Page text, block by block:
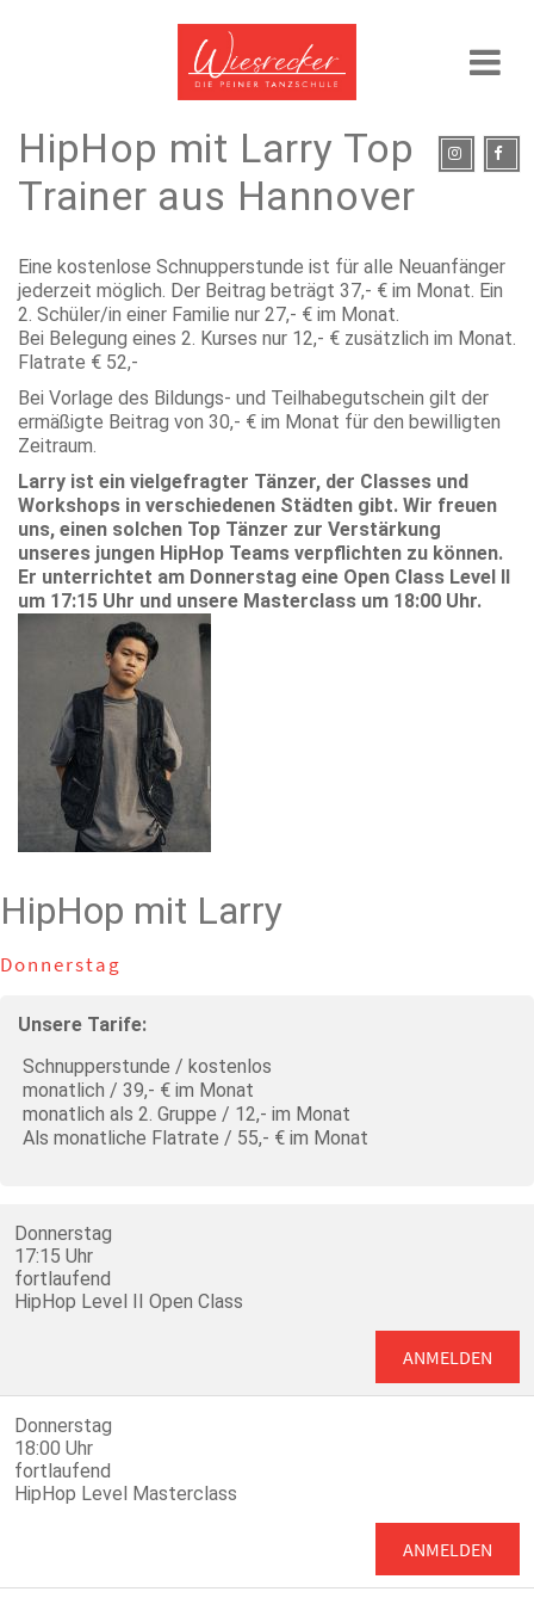
HipHop mit Larry Top
Trainer aus Hannover
Eine kostenlose Schnupperstunde ist für alle Neuanfänger
jederzeit möglich. Der Beitrag beträgt 37,- € im Monat. Ein
2. Schüler/in einer Familie nur 27,- € im Monat.
Bei Belegung eines 2. Kurses nur 12,- € zusätzlich im Monat.
Flatrate € 52,-
Bei Vorlage des Bildungs- und Teilhabegutschein gilt der
ermäßigte Beitrag von 30,- € im Monat für den bewilligten
Zeitraum.
Larry ist ein vielgefragter Tänzer, der Classes und
Workshops in verschiedenen Städten gibt. Wir freuen
uns, einen solchen Top Tänzer zur Verstärkung
unseres jungen HipHop Teams verpflichten zu können.
Er unterrichtet am Donnerstag eine Open Class Level II
um 17:15 Uhr und unsere Masterclass um 18:00 Uhr.
HipHop mit Larry
Donnerstag
Unsere Tarife:
Schnupperstunde / kostenlos
monatlich / 39,- € im Monat
monatlich als 2. Gruppe / 12,- im Monat
Als monatliche Flatrate / 55,- € im Monat
Donnerstag
17:15 Uhr
fortlaufend
HipHop Level II Open Class
ANMELDEN
Donnerstag
18:00 Uhr
fortlaufend
HipHop Level Masterclass
ANMELDEN